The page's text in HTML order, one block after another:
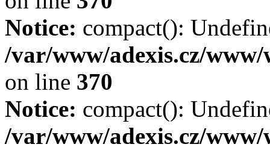
Notice: compact():
/var/www/adexis.cz/
on line 370
Notice: compact():
/var/www/adexis.cz/